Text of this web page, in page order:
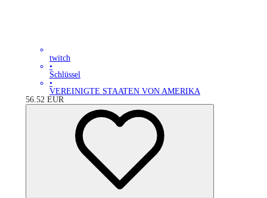
twitch
•
Schlüssel
•
VEREINIGTE STAATEN VON AMERIKA
56.52 EUR